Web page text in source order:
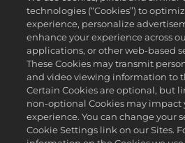
Hizmet
Gizlilik
Çerez
Destek
Kişisel Bilgilerimi Satma
Order Lookup &
2K Ad
technologies (“Cookies”) to
experience, personalize
enhance your experience across
applications, or other web-based
These Cookies may transmit
and video viewing information to
Certain Cookies are optional, but
non-optional Cookies may impact
experience. You can change your
Cookie Settings link on our Sites.